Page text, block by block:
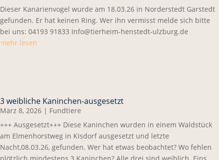
Dieser Kanarienvogel wurde am 18.03.26 in Norderstedt Garstedt
gefunden. Er hat keinen Ring. Wer ihn vermisst melde sich bitte
bei uns: 04193 91833 Info@tierheim-henstedt-ulzburg.de
mehr lesen
3 weibliche Kaninchen-ausgesetzt
März 8, 2026 | Fundtiere
+++ Ausgesetzt+++ Diese Kaninchen wurden in einem Waldstück
am Elmenhorstweg in Kisdorf ausgesetzt und letzte
Nacht,08.03.26, gefunden. Wer hat etwas beobachtet? Wo fehlen